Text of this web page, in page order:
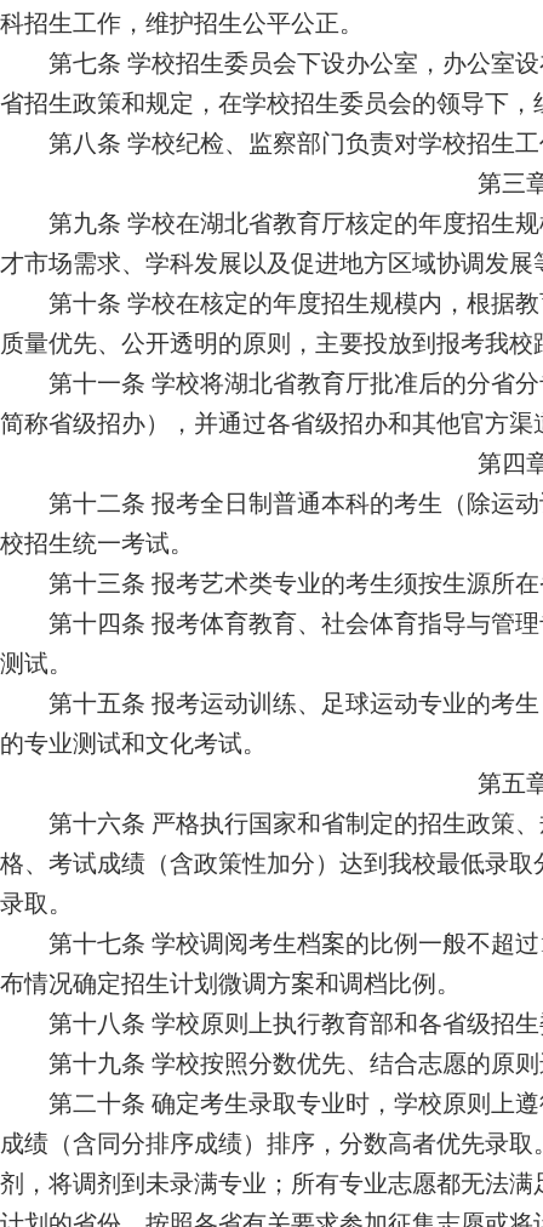
科招生工作，维护招生公平公正。
第七条 学校招生委员会下设办公室， 办公室
省招生政策和规定，在学校招生委员会的领导下，
第八条 学校纪检、监察部门负责对学校招生
第三
第九条 学校在湖北省教育厅核定的年度招生
才市场需求、学科发展以及促进地方区域协调发
第十条 学校在核定的年度招生规模内，根据
质量优先、公开透明的原则，主要投放到报考我
第十一条 学校将湖北省教育厅批准后的分省
简称省级招办），并通过各省级招办和其他官方渠
第四
第十二条 报考全日制普通本科的考生（除运
校招生统一考试。
第十三条 报考艺术类专业的考生须按生源所
第十四条 报考体育教育、社会体育指导与管
测试。
第十五条 报考运动训练、足球运动专业的考生
的专业测试和文化考试。
第五
第十六条 严格执行国家和省制定的招生政策
格、考试成绩（含政策性加分）达到我校最低录
录取。
第十七条 学校调阅考生档案的比例一般不超过
布情况确定招生计划微调方案和调档比例。
第十八条 学校原则上执行教育部和各省级招
第十九条 学校按照分数优先、结合志愿的原
第二十条 确定考生录取专业时，学校原则上
成绩（含同分排序成绩）排序，分数高者优先录
剂，将调剂到未录满专业； 所有专业志愿都无法